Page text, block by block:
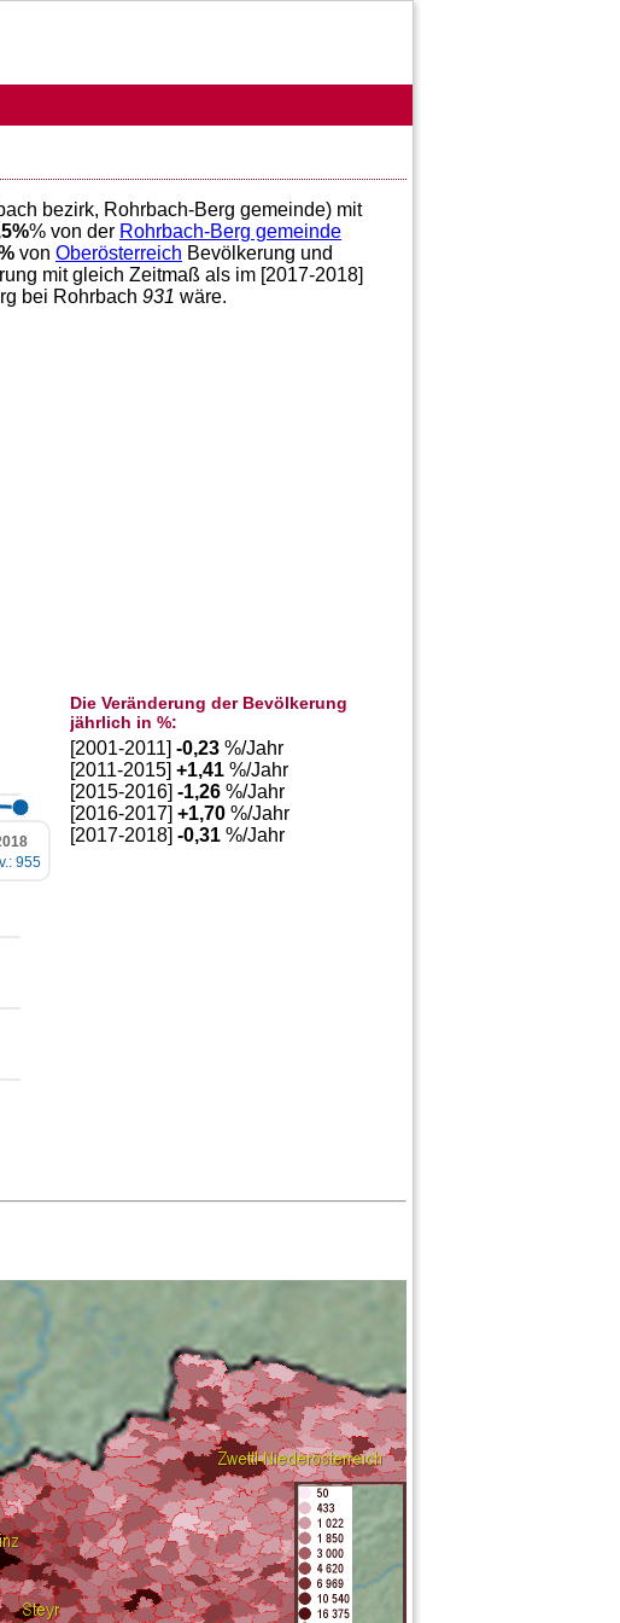
bezirk, Rohrbach-Berg gemeinde) mit
%% von der Rohrbach-Berg gemeinde
von Oberösterreich Bevölkerung und
mit gleich Zeitmaß als im [2017-2018]
bei Rohrbach 931 wäre.
955
Die Veränderung der Bevölkerung
jährlich in %:
[2001-2011]-0,23 %/Jahr
[2011-2015]+1,41 %/Jahr
[2015-2016]-1,26 %/Jahr
[2016-2017]+1,70 %/Jahr
[2017-2018]-0,31 %/Jahr